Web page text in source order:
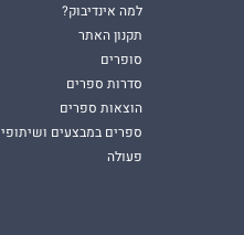
למה אינדיבוק?
תקנון האתר
סופרים
סדרות ספרים
הוצאות ספרים
ספרים במבצעים ושיתופי
פעולה